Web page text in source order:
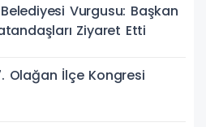
Vurgusu: Başkan
Ziyaret Etti
Olağan İlçe Kongresi